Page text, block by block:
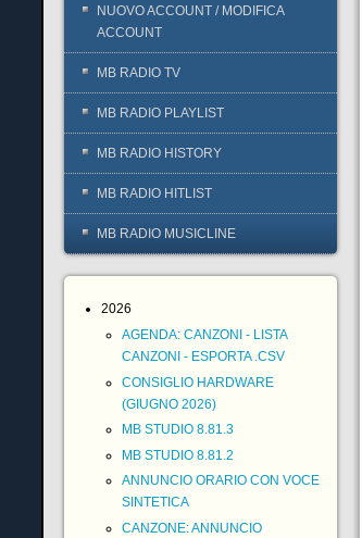
NUOVO ACCOUNT / MODIFICA
ACCOUNT
MB RADIO TV
MB RADIO PLAYLIST
MB RADIO HISTORY
MB RADIO HITLIST
MB RADIO MUSICLINE
2026
AGENDA: CANZONI - LISTA
CANZONI - ESPORTA .CSV
CONSIGLIO HARDWARE
(GIUGNO 2026)
MB STUDIO 8.81.3
MB STUDIO 8.81.2
ANNUNCIO ORARIO CON VOCE
SINTETICA
CANZONE: ANNUNCIO